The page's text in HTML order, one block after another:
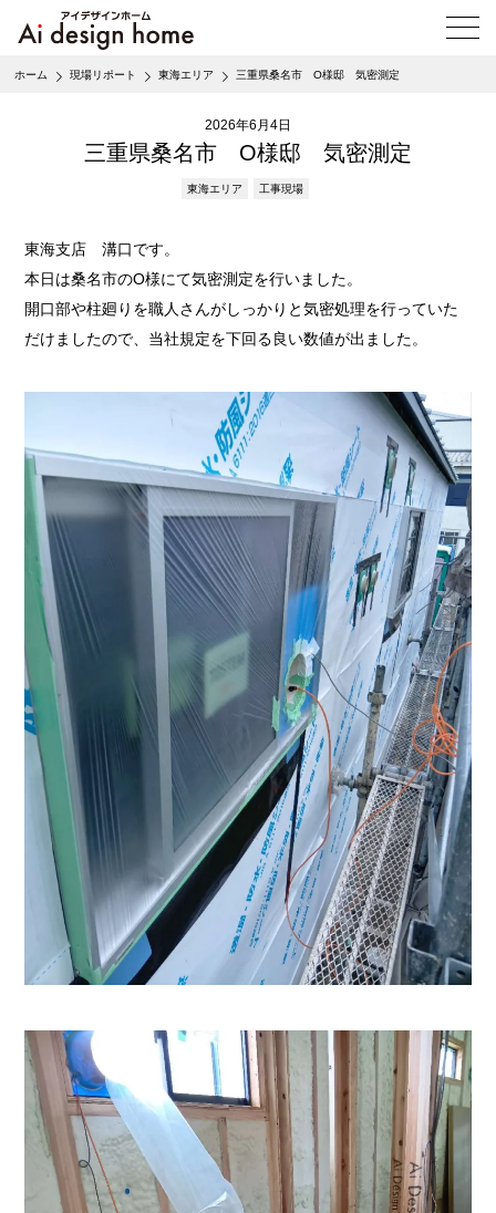
メ
ニ
ホーム 現場リポート 東海エリア 三重県桑名市 O様邸 気密測定
2026年6月4日
三重県桑名市 O様邸 気密測定
東海エリア 工事現場
東海支店 溝口です。
本日は桑名市のO様にて気密測定を行いました。
開口部や柱廻りを職人さんがしっかりと気密処理を行っていた
だけましたので、当社規定を下回る良い数値が出ました。